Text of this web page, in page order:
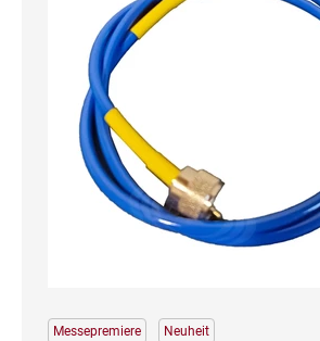
Messepremiere Neuheit